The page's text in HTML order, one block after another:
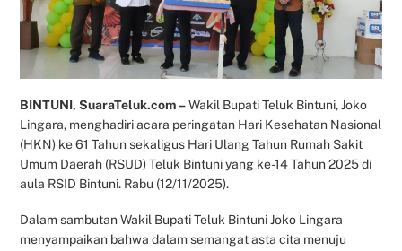
BINTUNI, SuaraTeluk.com –Wakil Bupati Teluk Bintuni, Joko
Lingara, menghadiri acara peringatan Hari Kesehatan Nasional
(HKN) ke 61 Tahun sekaligus Hari Ulang Tahun Rumah Sakit
Umum Daerah (RSUD) Teluk Bintuni yang ke-14 Tahun 2025 di
aula RSID Bintuni. Rabu (12/11/2025).
Dalam sambutan Wakil Bupati Teluk Bintuni Joko Lingara
menyampaikan bahwa dalam semangat asta cita menuju